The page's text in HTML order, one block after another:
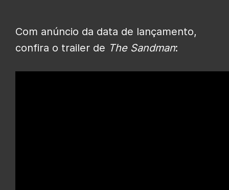
Com anúncio da data de lançamento,
confira o trailer de The Sandman: